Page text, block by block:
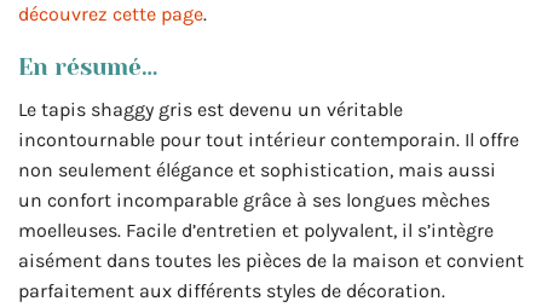
découvrez cette page.
En résumé…
Le tapis shaggy gris est devenu un véritable
incontournable pour tout intérieur contemporain. Il offre
non seulement élégance et sophistication, mais aussi
un confort incomparable grâce à ses longues mèches
moelleuses. Facile d’entretien et polyvalent, il s’intègre
aisément dans toutes les pièces de la maison et convient
parfaitement aux différents styles de décoration.